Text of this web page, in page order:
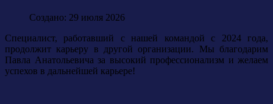
Создано: 29 июля 2026
Специалист, работавший с нашей командой с 2024 года,
продолжит карьеру в другой организации. Мы благодарим
Павла Анатольевича за высокий профессионализм и желаем
успехов в дальнейшей карьере!